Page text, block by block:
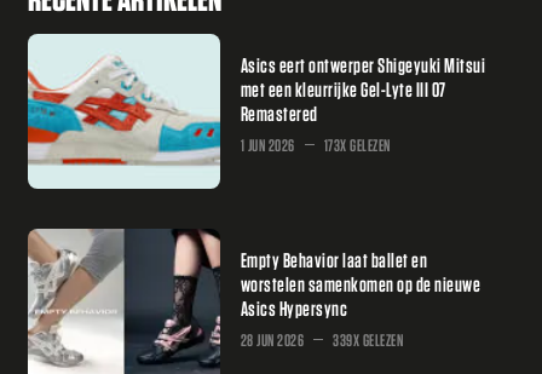
Asics eert ontwerper Shigeyuki Mitsui
met een kleurrijke Gel-Lyte III 07
Remastered
1 JUN 2026 173X GELEZEN
Empty Behavior laat ballet en
worstelen samenkomen op de nieuwe
Asics Hypersync
28 JUN 2026 339X GELEZEN